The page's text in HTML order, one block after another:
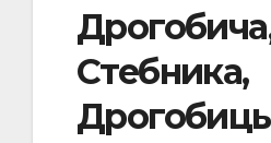
Стебника,